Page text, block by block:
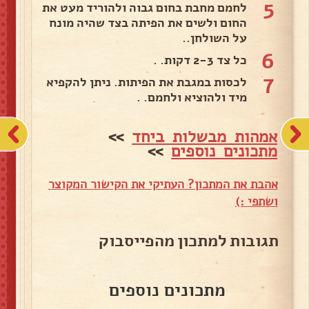
5
לחמם מחבת בחום גבוה ולהוריד מעט את
החום ולשים את הפיתה בצד שהיה מונח
על השולחן..
6 כל צד 2-3 דקות. .
7
לכסות במגבת את הפיתות. ניתן להקפיא
מיד ולהוציא ולחמם. .
אמהות מבשלות ביחד >>
מתכונים נוספים>>
אהבת את המתכון? העתיקי את הקישור המקוצר
ושתפי :)
תגובות למתכון מהפייסבוק
מתכונים נוספים